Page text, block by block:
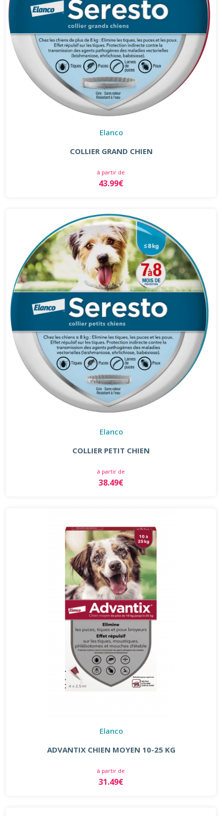
Elanco
COLLIER GRAND CHIEN
à partir de
43.99€
Elanco
COLLIER PETIT CHIEN
à partir de
38.49€
Elanco
ADVANTIX CHIEN MOYEN 10-25 KG
à partir de
31.49€